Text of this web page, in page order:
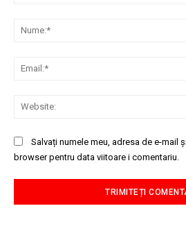
Salvați numele meu, adresa de e-mail
browser pentru data viitoare i comentariu.